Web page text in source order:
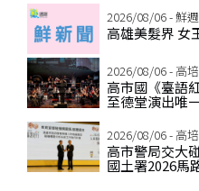
2026/08/06 - 鮮
高雄美髮界 女
2026/08/06 - 高
高市國《臺語
至德堂演出唯
2026/08/06 - 高
高市警局交大
國土署2026馬